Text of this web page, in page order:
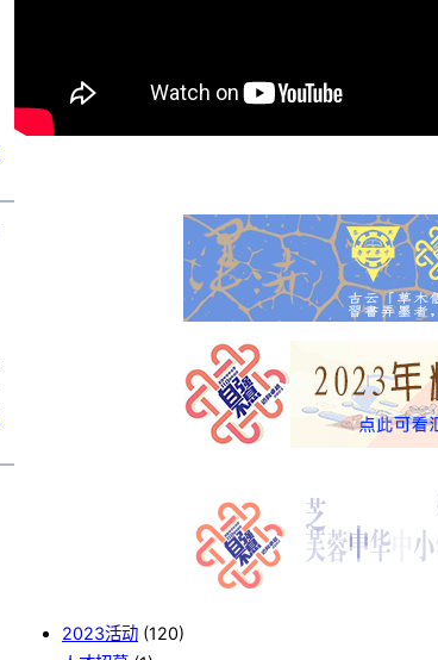
2023活动 (120)